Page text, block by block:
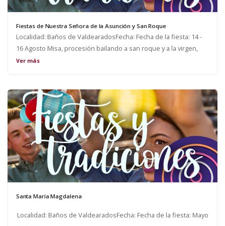
Fiestas de Nuestra Señora de la Asunción y San Roque
Localidad: Baños de ValdearadosFecha: Fecha de la fiesta: 14 -
16 Agosto Misa, procesión bailando a san roque y a la virgen,
juegos, bailes, actividades infantiles....
Ver más
Santa María Magdalena
Localidad: Baños de ValdearadosFecha: Fecha de la fiesta: Mayo